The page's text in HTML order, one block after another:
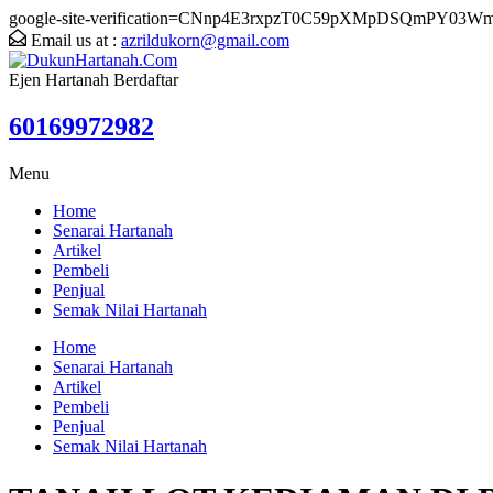
google-site-
Email us at : azrildukorn@gmail.com
Ejen Hartanah Berdaftar
60169972982
Menu
Home
Senarai Hartanah
Artikel
Pembeli
Penjual
Semak Nilai Hartanah
Home
Senarai Hartanah
Artikel
Pembeli
Penjual
Semak Nilai Hartanah